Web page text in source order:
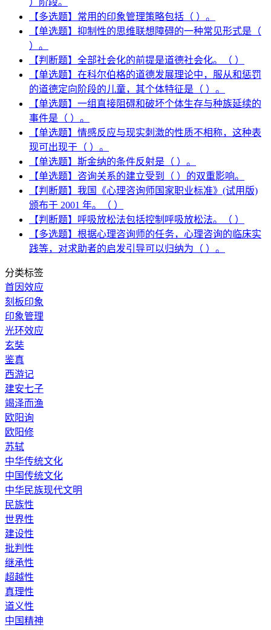
【多选题】常用的印象管理策略包括（ ）。
【单选题】抑制性的思维联想障碍的一种常见形式是（
）。
【判断题】全部社会化的前提是道德社会化。（ ）
【单选题】在科尔伯格的道德发展理论中，服从和惩罚
的道德定向阶段的儿童，其个体特征是（ ）。
【单选题】一组直接阻碍和破坏个体生存与种族延续的
事件是（ ）。
【单选题】情感反应与现实刺激的性质不相称，这种表
现可出现于（ ）。
【单选题】斯金纳的条件反射是（ ）。
【单选题】咨询关系的建立受到（ ）的双重影响。
【判断题】我国《心理咨询师国家职业标准》(试用版)
颁布于 2001 年。（ ）
【判断题】呼吸放松法包括控制呼吸放松法。（ ）
【多选题】根据心理咨询师的任务，心理咨询的临床实
践等，对求助者的启发引导可以归纳为（ ）。
分类标签
首因效应
刻板印象
印象管理
光环效应
玄奘
鉴真
西游记
建安七子
竭泽而渔
欧阳询
欧阳修
苏轼
中华传统文化
中国传统文化
中华民族现代文明
民族性
世界性
建设性
批判性
继承性
超越性
真理性
道义性
中国精神